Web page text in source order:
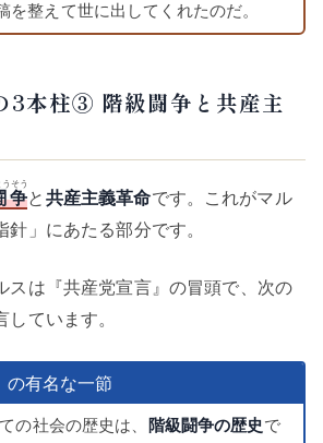
を整えて世に出してくれたのだ。
3本柱③ 階級闘争と共産主
争
そう
と 共産主義革命です。これがマル
針」にあたる部分です。
スは『共産党宣言』の冒頭で、次の
しています。
の有名な一節
の社会の歴史は、 階級闘争の歴史で